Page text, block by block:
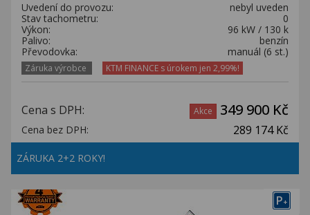
Uvedení do provozu:
nebyl uveden
Stav tachometru:
0
Výkon:
96 kW / 130 k
Palivo:
benzín
Převodovka:
manuál (6 st.)
Záruka výrobce KTM FINANCE s úrokem jen 2,99%!
Cena s DPH: Akce 349 900 Kč
Cena bez DPH: 289 174 Kč
ZÁRUKA 2+2 ROKY!
P+